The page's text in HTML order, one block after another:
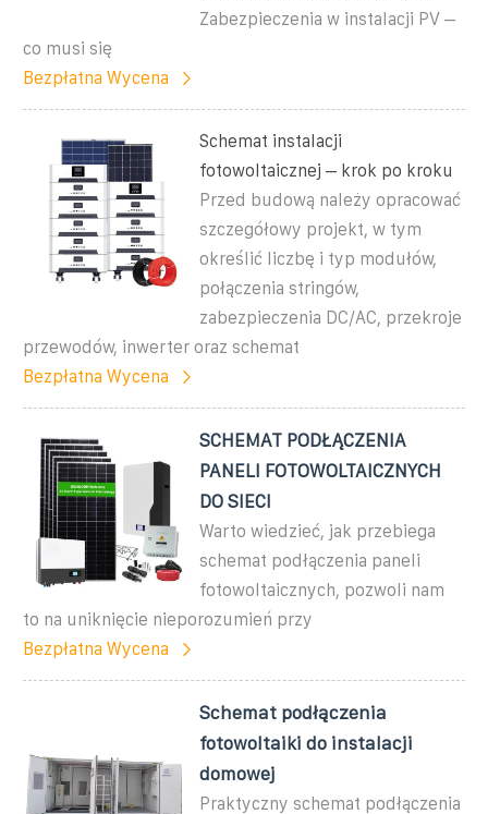
Zabezpieczenia w instalacji PV –
co musi się
Bezpłatna Wycena
Schemat instalacji
fotowoltaicznej – krok po kroku
Przed budową należy opracować
szczegółowy projekt, w tym
określić liczbę i typ modułów,
połączenia stringów,
zabezpieczenia DC/AC, przekroje
przewodów, inwerter oraz schemat
Bezpłatna Wycena
SCHEMAT PODŁĄCZENIA
PANELI FOTOWOLTAICZNYCH
DO SIECI
Warto wiedzieć, jak przebiega
schemat podłączenia paneli
fotowoltaicznych, pozwoli nam
to na uniknięcie nieporozumień przy
Bezpłatna Wycena
Schemat podłączenia
fotowoltaiki do instalacji
domowej
Praktyczny schemat podłączenia